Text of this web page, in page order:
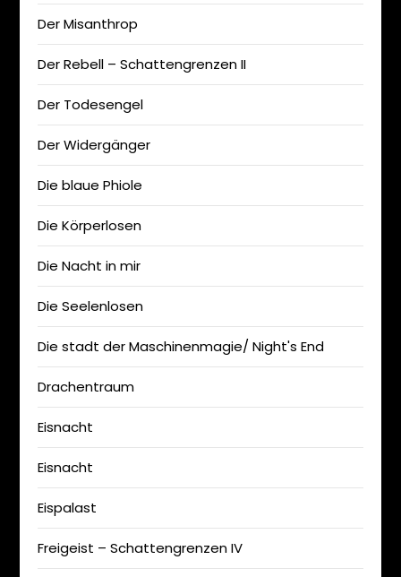
Der Misanthrop
Der Rebell – Schattengrenzen II
Der Todesengel
Der Widergänger
Die blaue Phiole
Die Körperlosen
Die Nacht in mir
Die Seelenlosen
Die stadt der Maschinenmagie/ Night's End
Drachentraum
Eisnacht
Eisnacht
Eispalast
Freigeist – Schattengrenzen IV